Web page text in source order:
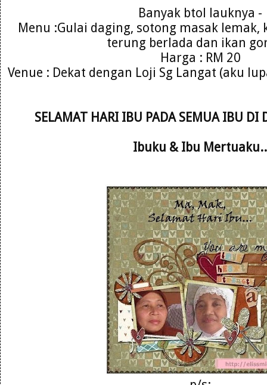
Banyak btol lauknya -
Menu :Gulai daging, sotong masak lemak,
terung berlada dan ikan
Harga : RM 20
Venue : Dekat dengan Loji Sg Langat (aku
SELAMAT HARI IBU PADA SEMUA IBU DI
Ibuku & Ibu